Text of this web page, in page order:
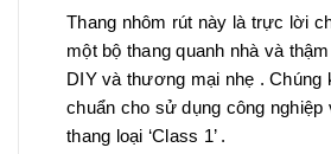
Thang nhôm rút này là trực lời
một bộ thang quanh nhà và
DIY và thương mại nhẹ . Chúng
chuẩn cho sử dụng công nghiệp
thang loại ‘Class 1’ .